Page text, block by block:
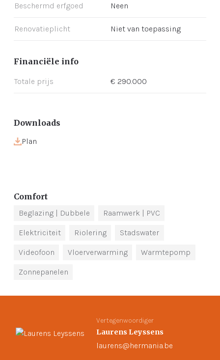
Beschermd erfgoed Neen
Renovatieplicht Niet van toepassing
Financiële info
Totale prijs € 290.000
Downloads
Plan
Comfort
Beglazing | Dubbele Raamwerk | PVC
Elektriciteit Riolering Stadswater
Videofoon Vloerverwarming Warmtepomp
Zonnepanelen
Vertegenwoordiger
Laurens Leyssens
laurens@hermania.be